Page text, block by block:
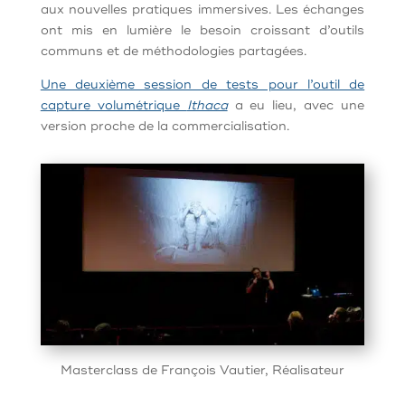
aux nouvelles pratiques immersives. Les échanges
ont mis en lumière le besoin croissant d’outils
communs et de méthodologies partagées.
Une deuxième session de tests pour l’outil de
capture volumétrique Ithacaa eu lieu, avec une
version proche de la commercialisation.
Masterclass de François Vautier, Réalisateur